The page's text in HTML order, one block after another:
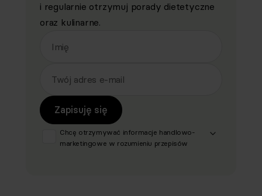
i regularnie otrzymuj porady dietetyczne
oraz kulinarne.
Imię
Twój adres e-mail
Zapisuję się
Chcę otrzymywać informacje handlowo-
marketingowe w rozumieniu przepisów